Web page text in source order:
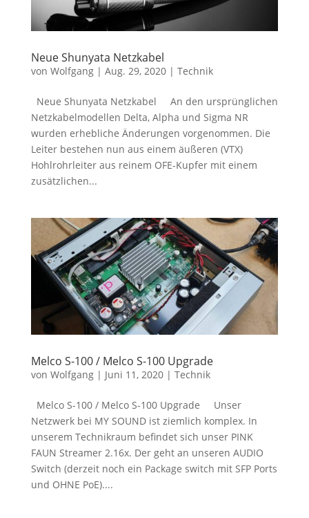
Neue Shunyata Netzkabel
von Wolfgang| Aug. 29, 2020| Technik
Neue Shunyata Netzkabel An den ursprünglichen
Netzkabelmodellen Delta, Alpha und Sigma NR
wurden erhebliche Änderungen vorgenommen. Die
Leiter bestehen nun aus einem äußeren (VTX)
Hohlrohrleiter aus reinem OFE-Kupfer mit einem
zusätzlichen...
Melco S-100 / Melco S-100 Upgrade
von Wolfgang| Juni 11, 2020| Technik
Melco S-100 / Melco S-100 Upgrade Unser
Netzwerk bei MY SOUND ist ziemlich komplex. In
unserem Technikraum befindet sich unser PINK
FAUN Streamer 2.16x. Der geht an unseren AUDIO
Switch (derzeit noch ein Package switch mit SFP Ports
und OHNE PoE)....